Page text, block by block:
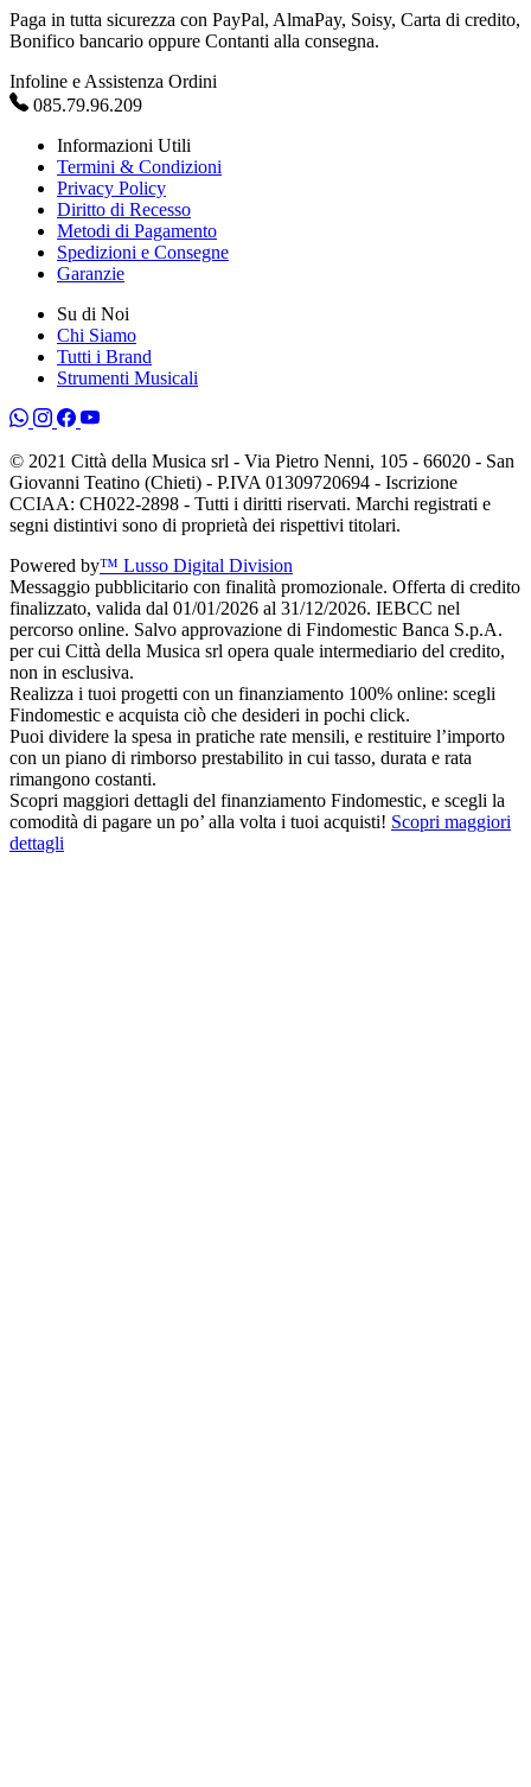
Paga in tutta sicurezza con PayPal, AlmaPay, Soisy, Carta di credito,
Bonifico bancario oppure Contanti alla consegna.
Infoline e Assistenza Ordini
085.79.96.209
Informazioni Utili
Termini & Condizioni
Privacy Policy
Diritto di Recesso
Metodi di Pagamento
Spedizioni e Consegne
Garanzie
Su di Noi
Chi Siamo
Tutti i Brand
Strumenti Musicali
© 2021 Città della Musica srl - Via Pietro Nenni, 105 - 66020 - San
Giovanni Teatino (Chieti) - P.IVA 01309720694 - Iscrizione
CCIAA: CH022-2898 - Tutti i diritti riservati. Marchi registrati e
segni distintivi sono di proprietà dei rispettivi titolari.
Powered by™ Lusso Digital Division
Messaggio pubblicitario con finalità promozionale. Offerta di credito
finalizzato, valida dal 01/01/2026 al 31/12/2026. IEBCC nel
percorso online. Salvo approvazione di Findomestic Banca S.p.A.
per cui Città della Musica srl opera quale intermediario del credito,
non in esclusiva.
Realizza i tuoi progetti con un finanziamento 100% online: scegli
Findomestic e acquista ciò che desideri in pochi click.
Puoi dividere la spesa in pratiche rate mensili, e restituire l’importo
con un piano di rimborso prestabilito in cui tasso, durata e rata
rimangono costanti.
Scopri maggiori dettagli del finanziamento Findomestic, e scegli la
comodità di pagare un po’ alla volta i tuoi acquisti! Scopri maggiori
dettagli